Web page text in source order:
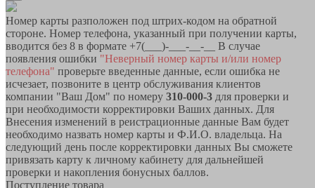
Номер карты разположен под штрих-кодом на обратной
стороне. Номер телефона, указанный при получении карты,
вводится без 8 в формате +7(___)-___-__-__ В случае
появления ошибки "Неверный номер карты и/или номер
телефона" проверьте введенные данные, если ошибка не
исчезает, позвоните в центр обслуживания клиентов
компании "Ваш Дом" по номеру 310-000-3 для проверки и
при необходимости корректировки Ваших данных. Для
Внесения изменений в реистрационные данные Вам будет
необходимо назвать номер карты и Ф.И.О. владельца. На
следующий день после корректировки данных Вы сможете
привязать карту к личному кабинету для дальнейшей
проверки и накопления бонусных баллов.
Поступление товара